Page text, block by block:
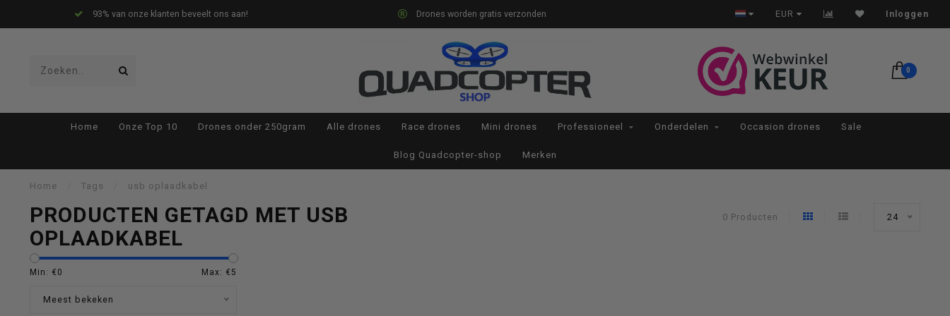
93% van onze klanten beveelt ons aan! Drones worden gratis verzonden Op werkdagen voor 22:00 besteld, morgen in huis*
EUR Inloggen
pijltjes
0
Home Onze Top 10 Drones onder 250gram Alle drones Race drones Mini drones Professioneel Onderdelen Occasion drones Sale
Blog Quadcopter-shop Merken
Home Tags usb oplaadkabel
PRODUCTEN GETAGD MET USB
OPLAADKABEL
0 Producten 24
Min: €0 Max: €5
Meest bekeken